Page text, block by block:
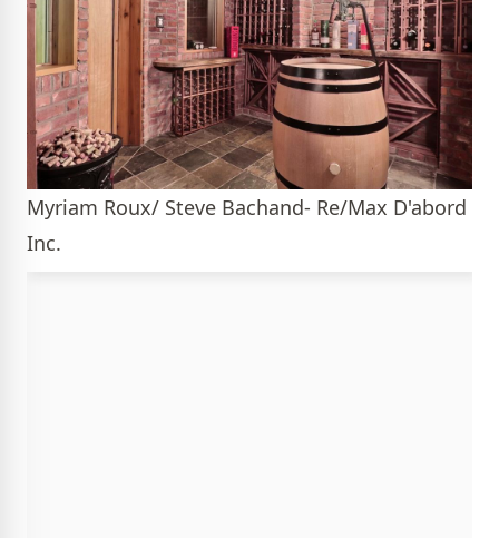
Myriam Roux/ Steve Bachand- Re/Max D'abord
Inc.